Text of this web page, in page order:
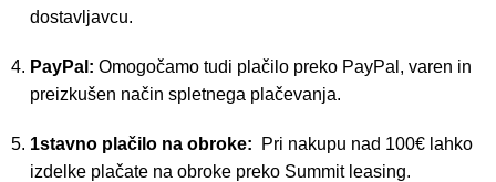
dostavljavcu.
PayPal: Omogočamo tudi plačilo preko PayPal, varen in
preizkušen način spletnega plačevanja.
1stavno plačilo na obroke:
Pri nakupu nad 100€ lahko
izdelke plačate na obroke preko Summit leasing.